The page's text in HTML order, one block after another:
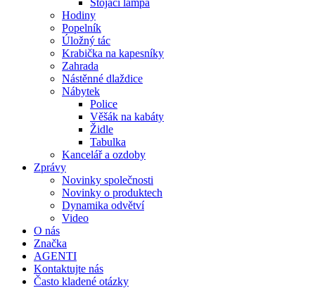
Stojací lampa
Hodiny
Popelník
Úložný tác
Krabička na kapesníky
Zahrada
Nástěnné dlaždice
Nábytek
Police
Věšák na kabáty
Židle
Tabulka
Kancelář a ozdoby
Zprávy
Novinky společnosti
Novinky o produktech
Dynamika odvětví
Video
O nás
Značka
AGENTI
Kontaktujte nás
Často kladené otázky